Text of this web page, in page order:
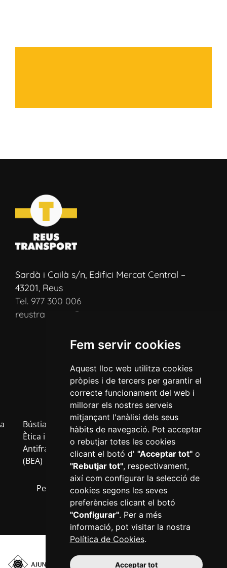
Fem servir cookies
Aquest lloc web utilitza cookies
pròpies i de tercers per garantir el
correcte funcionament del web i
millorar els nostres serveis
mitjançant l'anàlisi dels seus
hàbits de navegació. Pot acceptar
o rebutjar totes les cookies
clicant el botó d' "Acceptar tot"o
"Rebutjar tot", respectivament,
així com configurar la selecció de
cookies segons les seves
preferències clicant el botó
"Configurar". Per a més
informació, pot visitar la nostra
Política de Cookies.
Acceptar tot
Sardà i Cailà s/n, Edifici Mercat Central –
43201, Reus
Tel. 977 300 006
reustransport@reustransport.cat
Bústia
Ètica i
Antifrau
(BEA)
Política
de
privacitat
Política
de
cookies
Avís
Legal
Perfil del contractant Transparència